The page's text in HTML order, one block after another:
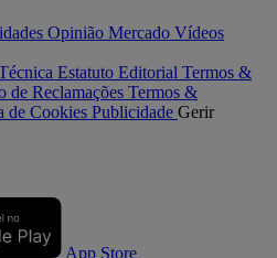
Opinião Mercado Vídeos
Estatuto Editorial Termos &
de Reclamações Termos &
de Cookies Publicidade Gerir
App Store